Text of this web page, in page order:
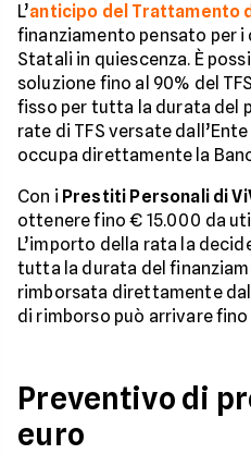
L’anticipo del Trattamento
finanziamento pensato per i
Statali in quiescenza. È
soluzione fino al 90% del
fisso per tutta la durata del
rate di TFS versate
occupa direttamente la
Con i Prestiti Personali di
ottenere fino € 15.000 da
L’importo della rata la
tutta la durata del
rimborsata direttamente
di rimborso può arrivare fino
Preventivo di
euro